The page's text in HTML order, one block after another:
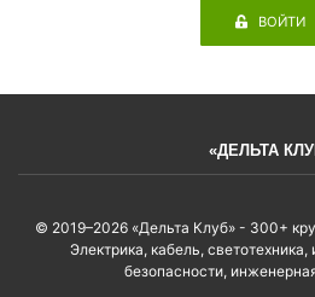
ВОЙТИ
«ДЕЛЬТА
© 2019–2026 «Дельта Клуб» - 300+
Электрика, кабель,
безопасности,